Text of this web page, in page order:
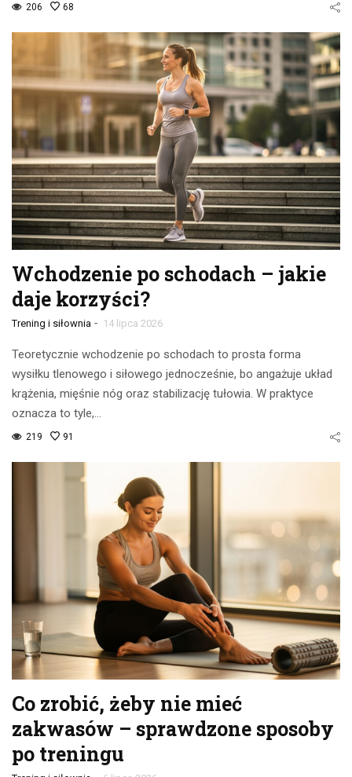
206 68
Wchodzenie po schodach – jakie
daje korzyści?
Trening i siłownia - 14 lipca 2026
Teoretycznie wchodzenie po schodach to prosta forma
wysiłku tlenowego i siłowego jednocześnie, bo angażuje układ
krążenia, mięśnie nóg oraz stabilizację tułowia. W praktyce
oznacza to tyle,…
219 91
Co zrobić, żeby nie mieć
zakwasów – sprawdzone sposoby
po treningu